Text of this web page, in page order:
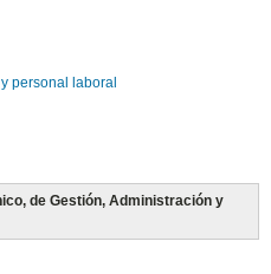
personal laboral
de Gestión, Administración y